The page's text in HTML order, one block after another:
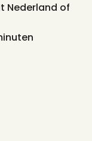
Nederland of